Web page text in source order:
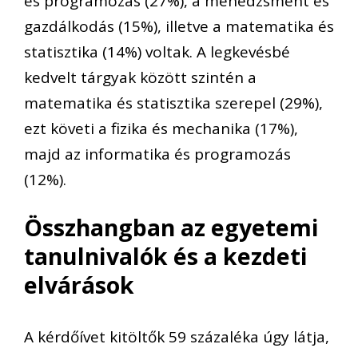
gazdálkodás (15%), illetve a matematika és
statisztika (14%) voltak. A legkevésbé
kedvelt tárgyak között szintén a
matematika és statisztika szerepel (29%),
ezt követi a fizika és mechanika (17%),
majd az informatika és programozás
(12%).
Összhangban az egyetemi
tanulnivalók és a kezdeti
elvárások
A kérdőívet kitöltők 59 százaléka úgy látja,